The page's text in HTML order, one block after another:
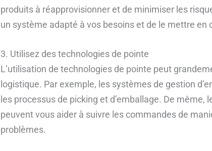
produits à réapprovisionner et de minimiser les
un système adapté à vos besoins et de le mettre
3. Utilisez des technologies de pointe
L’utilisation de technologies de pointe peut
logistique. Par exemple, les systèmes de gestion
les processus de picking et d’emballage. De
peuvent vous aider à suivre les commandes de
problèmes.